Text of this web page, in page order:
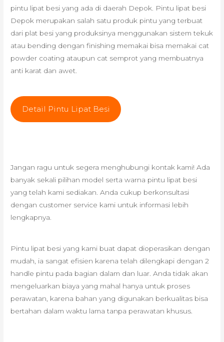
pintu lipat besi yang ada di daerah Depok. Pintu lipat besi
Depok merupakan salah satu produk pintu yang terbuat
dari plat besi yang produksinya menggunakan sistem tekuk
atau bending dengan finishing memakai bisa memakai cat
powder coating ataupun cat semprot yang membuatnya
anti karat dan awet.
Detail Pintu Lipat Besi
Jangan ragu untuk segera menghubungi kontak kami! Ada
banyak sekali pilihan model serta warna pintu lipat besi
yang telah kami sediakan. Anda cukup berkonsultasi
dengan customer service kami untuk informasi lebih
lengkapnya.
Pintu lipat besi yang kami buat dapat dioperasikan dengan
mudah, ia sangat efisien karena telah dilengkapi dengan 2
handle pintu pada bagian dalam dan luar. Anda tidak akan
mengeluarkan biaya yang mahal hanya untuk proses
perawatan, karena bahan yang digunakan berkualitas bisa
bertahan dalam waktu lama tanpa perawatan khusus.